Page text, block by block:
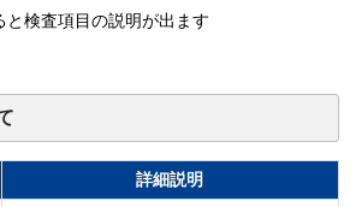
検査項目の説明が出ます
詳細説明